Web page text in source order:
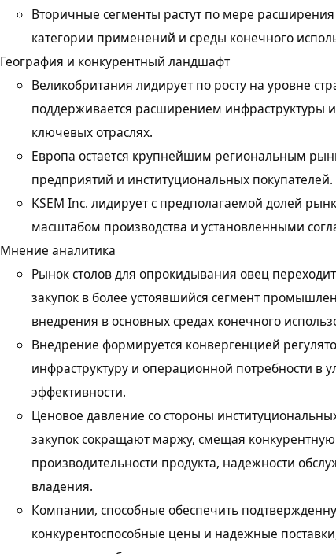
Вторичные сегменты растут по мере
категории применений и среды конечного
География и конкурентный ландшафт
Великобритания лидирует по росту на уровне
поддерживается расширением инфраструктуры
ключевых отраслях.
Европа остается крупнейшим региональным
предприятий и институциональных покупателей.
KSEM Inc. лидирует с предполагаемой долей
масштабом производства и установленными
Мнение аналитика
Рынок столов для опрокидывания овец
закупок в более устоявшийся сегмент
внедрения в основных средах конечного
Внедрение формируется конвергенцией
инфраструктуру и операционной потребности в
эффективности.
Ценовое давление со стороны
закупок сокращают маржу, смещая
производительности продукта, надежности
владения.
Компании, способные обеспечить
конкурентоспособные цены и надежные